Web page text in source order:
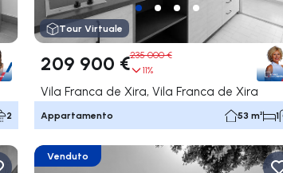
2
Tour Virtuale
209 900 €235 000 €
11%
Vila Franca de Xira, Vila Franca de Xira
Appartamento 53 m² 1
Venduto